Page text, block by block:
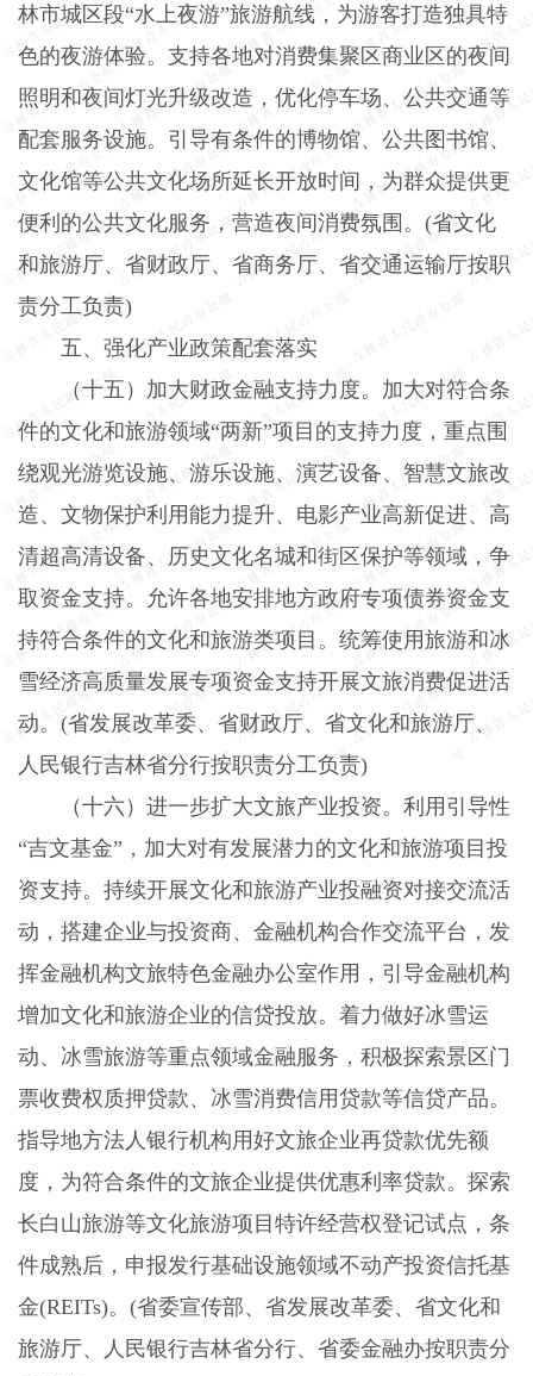
林市城区段“水上夜游”旅游航线，为游客打造独具特
色的夜游体验。支持各地对消费集聚区商业区的夜间
照明和夜间灯光升级改造，优化停车场、公共交通等
配套服务设施。引导有条件的博物馆、公共图书馆、
文化馆等公共文化场所延长开放时间，为群众提供更
便利的公共文化服务，营造夜间消费氛围。 (省文化
和旅游厅、省财政厅、省商务厅、省交通运输厅按职
责分工负责)
五、强化产业政策配套落实
（十五）加大财政金融支持力度。 加大对符合条
件的文化和旅游领域“两新”项目的支持力度，重点围
绕观光游览设施、游乐设施、演艺设备、智慧文旅改
造、文物保护利用能力提升、电影产业高新促进、高
清超高清设备、历史文化名城和街区保护等领域，争
取资金支持。允许各地安排地方政府专项债券资金支
持符合条件的文化和旅游类项目。统筹使用旅游和冰
雪经济高质量发展专项资金支持开展文旅消费促进活
动。 (省发展改革委、省财政厅、省文化和旅游厅、
人民银行吉林省分行按职责分工负责)
（十六）进一步扩大文旅产业投资。 利用引导性
“吉文基金”，加大对有发展潜力的文化和旅游项目投
资支持。持续开展文化和旅游产业投融资对接交流活
动，搭建企业与投资商、金融机构合作交流平台，发
挥金融机构文旅特色金融办公室作用，引导金融机构
增加文化和旅游企业的信贷投放。着力做好冰雪运
动、冰雪旅游等重点领域金融服务，积极探索景区门
票收费权质押贷款、冰雪消费信用贷款等信贷产品。
指导地方法人银行机构用好文旅企业再贷款优先额
度，为符合条件的文旅企业提供优惠利率贷款。探索
长白山旅游等文化旅游项目特许经营权登记试点，条
件成熟后，申报发行基础设施领域不动产投资信托基
金(REITs)。 (省委宣传部、省发展改革委、省文化和
旅游厅、人民银行吉林省分行、省委金融办按职责分